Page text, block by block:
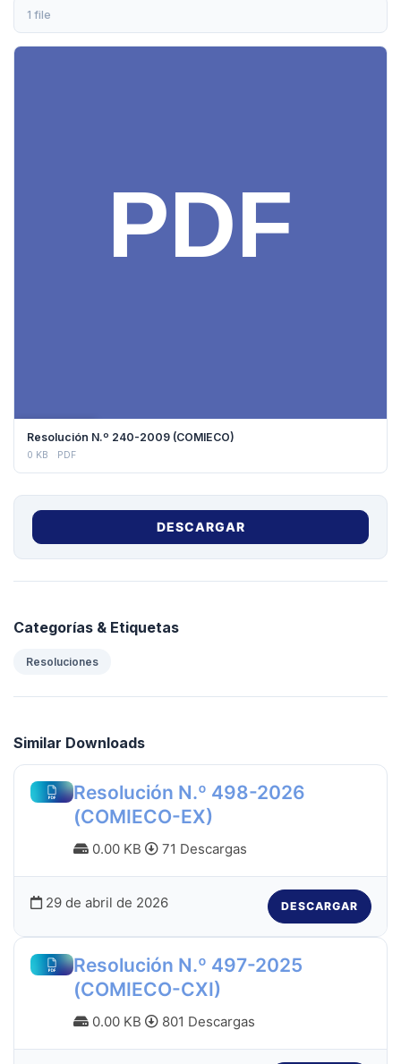
1 file
Resolución N.º 240-2009 (COMIECO)
0 KB PDF
DESCARGAR
Categorías & Etiquetas
Resoluciones
Similar Downloads
Resolución N.º 498-2026
(COMIECO-EX)
0.00 KB 71 Descargas
29 de abril de 2026 DESCARGAR
Resolución N.º 497-2025
(COMIECO-CXI)
0.00 KB 801 Descargas